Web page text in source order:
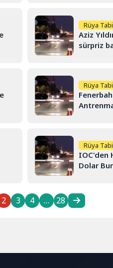
Rüya
Aziz
sürpriz
Rüya
Rüya
IOC'den
Dolar
2 3 4 … 28